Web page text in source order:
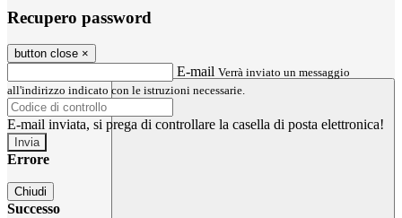
Recupero password
button close ×
E-mail Verrà inviato un messaggio
all'indirizzo indicato con le istruzioni necessarie.
E-mail inviata, si prega di controllare la casella di posta elettronica!
Errore
Chiudi
Successo